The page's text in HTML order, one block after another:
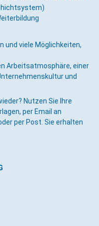
und viele Möglichkeiten,
Arbeitsatmosphäre, einer
und
Nutzen Sie Ihre
per Email an
per Post. Sie erhalten